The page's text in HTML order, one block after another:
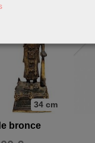
34 cm
bronce